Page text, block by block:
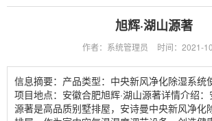
旭辉·湖山源著
作者：系统管理员 时间：2021-
信息摘要：产品类型：中央新风净化除湿系统
项目地点：安徽合肥旭辉·湖山源著详情介绍：
源著是高品质别墅排屋，安诗曼中央新风净化